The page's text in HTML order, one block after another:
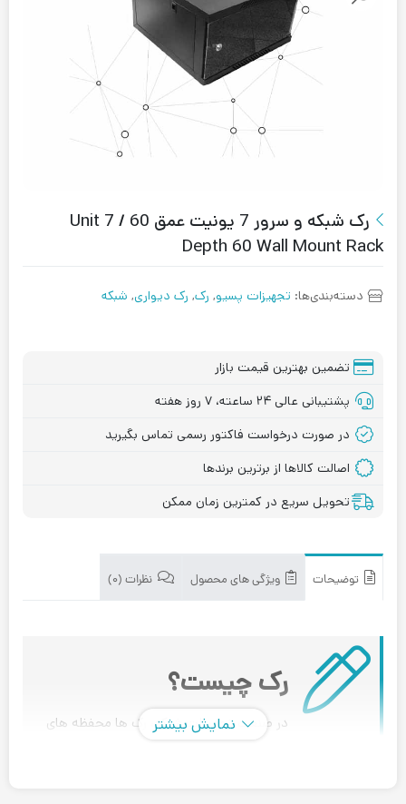
رک شبکه و سرور 7 یونیت عمق 60 / 7 Unit
Depth 60 Wall Mount Rack
دسته‌بندی‌ها: تجهیزات پسیو, رک, رک دیواری, شبکه
تضمین بهترین قیمت بازار
پشتیبانی عالی ۲۴ ساعته، ۷ روز هفته
در صورت درخواست فاکتور رسمی تماس بگیرید
اصالت کالاها از برترین برندها
تحویل سریع در کمترین زمان ممکن
توضیحات ویژگی های محصول نظرات (۰)
رک چیست؟
در صنعت تجهیزات شبکه، رک ها محفظه های
نمایش بیشتر